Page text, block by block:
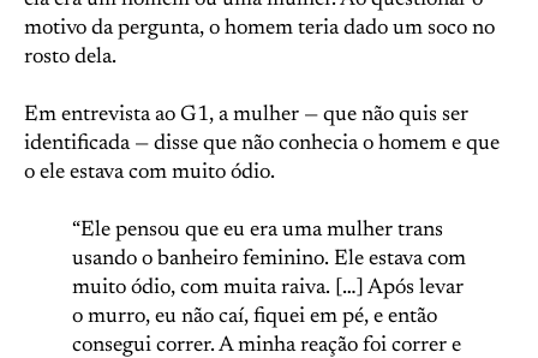
motivo da pergunta, o homem teria dado um soco no
rosto dela.
Em entrevista ao G1, a mulher — que não quis ser
identificada — disse que não conhecia o homem e que
o ele estava com muito ódio.
“Ele pensou que eu era uma mulher trans
usando o banheiro feminino. Ele estava com
muito ódio, com muita raiva. […] Após levar
o murro, eu não caí, fiquei em pé, e então
consegui correr. A minha reação foi correr e